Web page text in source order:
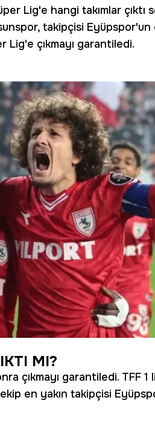
Lig'e hangi takımlar çıktı
takipçisi
Lig'e çıkmayı garantiledi.
MI?
çıkmayı garantiledi. TFF 1
en yakın takipçisi